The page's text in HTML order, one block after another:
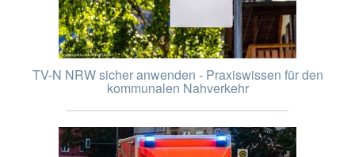
TV-N NRW sicher anwenden - Praxiswissen für den
kommunalen Nahverkehr